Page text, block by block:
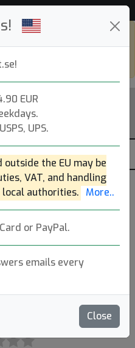
EUR
UPS.
outside the EU may be
VAT, and handling
authorities. More..
or PayPal.
emails every
Close
Next
& Approach
2 0 1